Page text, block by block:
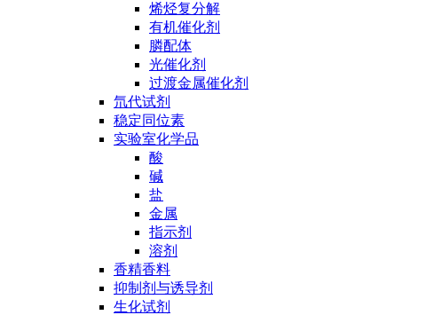
烯烃复分解
有机催化剂
膦配体
光催化剂
过渡金属催化剂
氘代试剂
稳定同位素
实验室化学品
酸
碱
盐
金属
指示剂
溶剂
香精香料
抑制剂与诱导剂
生化试剂